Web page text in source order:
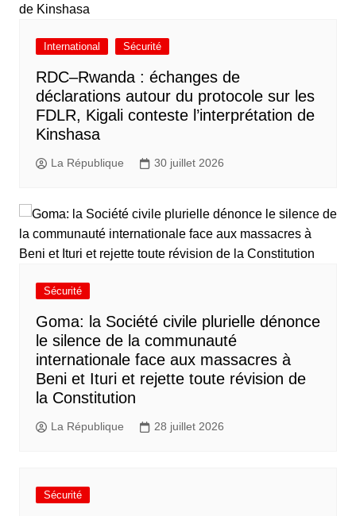
International Sécurité
RDC–Rwanda : échanges de
déclarations autour du protocole sur les
FDLR, Kigali conteste l’interprétation de
Kinshasa
La République 30 juillet 2026
Sécurité
Goma: la Société civile plurielle dénonce
le silence de la communauté
internationale face aux massacres à
Beni et Ituri et rejette toute révision de
la Constitution
La République 28 juillet 2026
Sécurité